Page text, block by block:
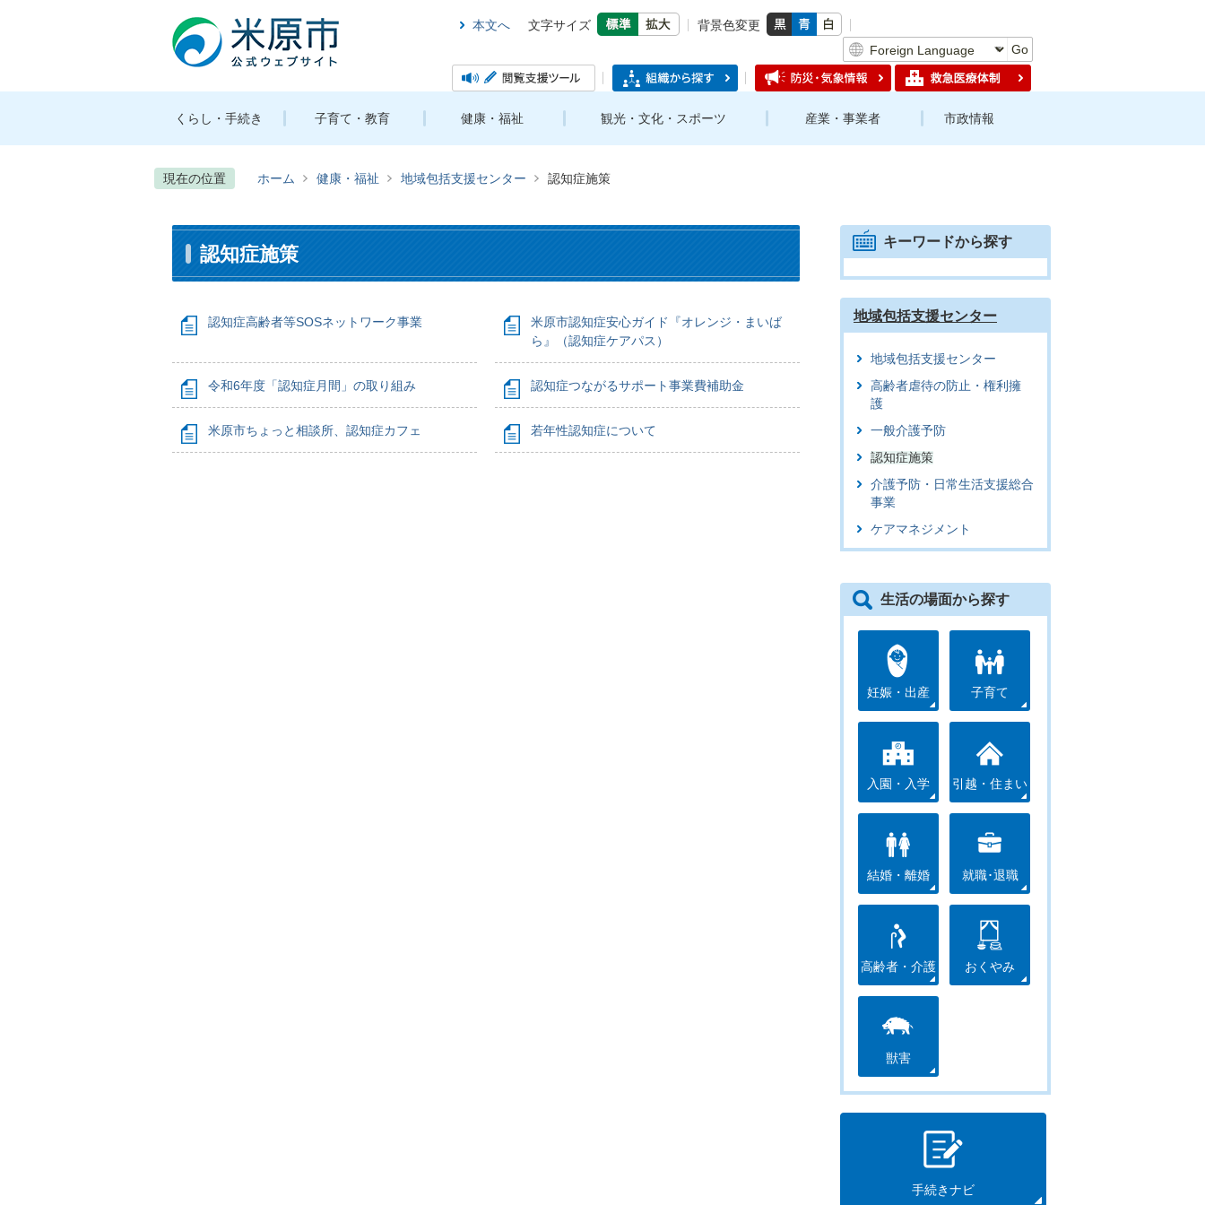
本文へ 文字サイズ
背景色変更
Go
くらし・手続き 子育て・教育 健康・福祉 観光・文化・スポーツ 産業・事業者 市政情報
現在の位置 ホーム 健康・福祉 地域包括支援センター 認知症施策
認知症施策
認知症高齢者等SOSネットワーク事業
米原市認知症安心ガイド『オレンジ・まいば
ら』（認知症ケアパス）
令和6年度「認知症月間」の取り組み 認知症つながるサポート事業費補助金
米原市ちょっと相談所、認知症カフェ 若年性認知症について
キーワードから探す
地域包括支援センター
地域包括支援センター
高齢者虐待の防止・権利擁
護
一般介護予防
認知症施策
介護予防・日常生活支援総合
事業
ケアマネジメント
生活の場面から探す
妊娠・出産 子育て
入園・入学 引越・住まい
結婚・離婚 就職･退職
高齢者・介護 おくやみ
獣害
手続きナビ